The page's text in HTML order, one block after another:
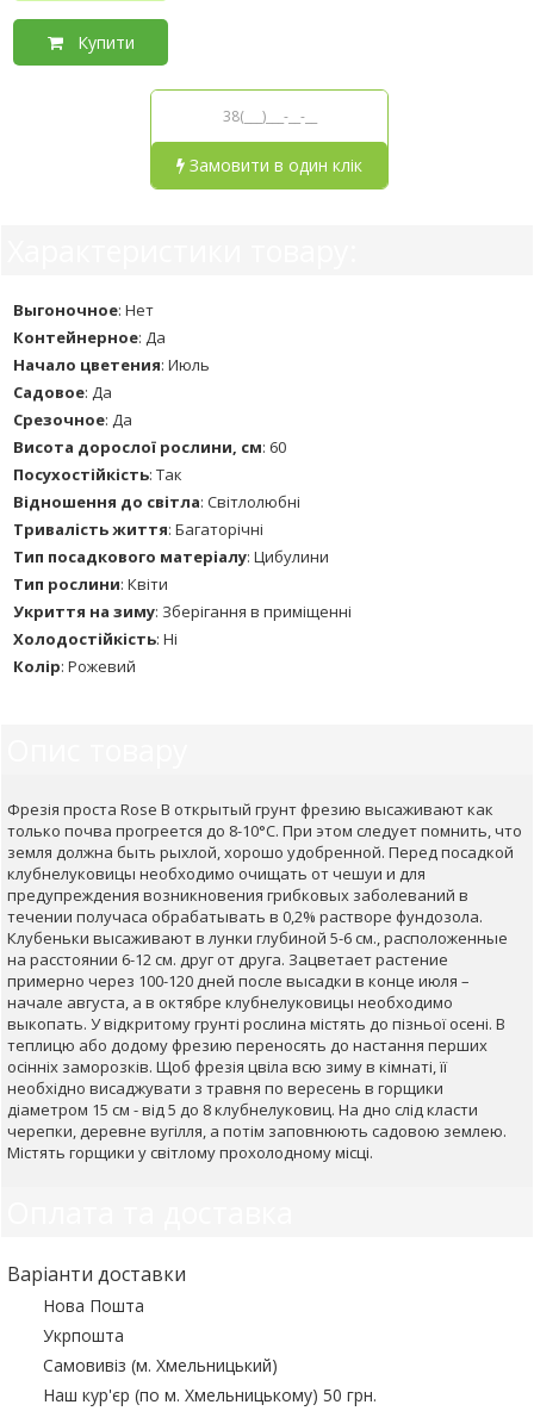
Купити
Замовити в один клік
Выгоночное: Нет
Контейнерное: Да
Начало цветения: Июль
Садовое: Да
Срезочное: Да
Висота дорослої рослини, см: 60
Посухостійкість: Так
Відношення до світла: Світлолюбні
Тривалість життя: Багаторічні
Тип посадкового матеріалу: Цибулини
Тип рослини: Квіти
Укриття на зиму: Зберігання в приміщенні
Холодостійкість: Ні
Колір: Рожевий
Фрезія проста Rose В открытый грунт фрезию высаживают как
только почва прогреется до 8-10°С. При этом следует помнить, что
земля должна быть рыхлой, хорошо удобренной. Перед посадкой
клубнелуковицы необходимо очищать от чешуи и для
предупреждения возникновения грибковых заболеваний в
течении получаса обрабатывать в 0,2% растворе фундозола.
Клубеньки высаживают в лунки глубиной 5-6 см., расположенные
на расстоянии 6-12 см. друг от друга. Зацветает растение
примерно через 100-120 дней после высадки в конце июля –
начале августа, а в октябре клубнелуковицы необходимо
выкопать. У відкритому грунті рослина містять до пізньої осені. В
теплицю або додому фрезию переносять до настання перших
осінніх заморозків. Щоб фрезія цвіла всю зиму в кімнаті, її
необхідно висаджувати з травня по вересень в горщики
діаметром 15 см - від 5 до 8 клубнелуковиц. На дно слід класти
черепки, деревне вугілля, а потім заповнюють садовою землею.
Містять горщики у світлому прохолодному місці.
Варіанти доставки
Нова Пошта
Укрпошта
Самовивіз (м. Хмельницький)
Наш кур'єр (по м. Хмельницькому) 50 грн.